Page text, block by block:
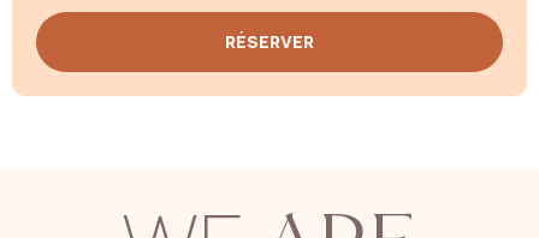
accueillants, entièrement équipés pour garantir un
confort maximal :
douche effet pluie
repos haut de gamme,
et ustensiles
RÉSERVER